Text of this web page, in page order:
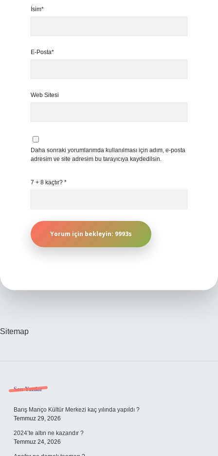
İsim*
E-Posta*
Web Sitesi
Daha sonraki yorumlarımda kullanılması için adım, e-posta
adresim ve site adresim bu tarayıcıya kaydedilsin.
7 + 8 kaçtır? *
Sitemap
Sidebar
Son Yazılar
Barış Manço Kültür Merkezi kaç yılında yapıldı ?
Temmuz 29, 2026
2024’te altın ne kazandır ?
Temmuz 24, 2026